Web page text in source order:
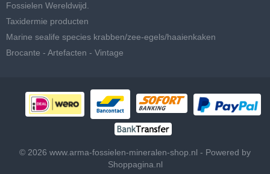
Fossielen Wereldwijd.
Taxidermie producten
Marine sealife species krabben/zee-egels/haaienkaken
Brocante - Artefacten - Vintage
© 2026 www.arma-fossielen-mineralen-shop.nl - Powered by
Shoppagina.nl